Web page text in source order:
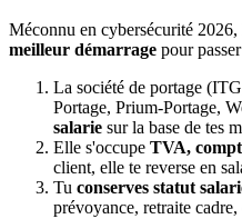
Méconnu en cybersécurité
meilleur démarrage pour
La société de portage
Portage, Prium-Portage,
salarie sur la base de tes
Elle s'occupe TVA,
client, elle te reverse en
Tu conserves statut
prévoyance, retraite cadre,